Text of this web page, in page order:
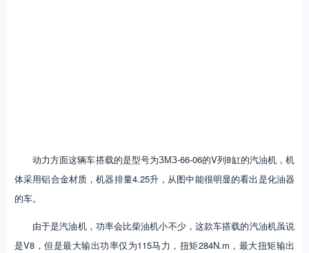
动力方面这辆车搭载的是型号为ЗМЗ-66-06的V列8缸的汽油机，机
体采用铝合金材质，机器排量4.25升，从图中能很明显的看出是化油器
的车。
由于是汽油机，功率会比柴油机小不少，这款车搭载的汽油机虽说
是V8，但是最大输出功率仅为115马力，扭矩284N.m，最大扭矩输出